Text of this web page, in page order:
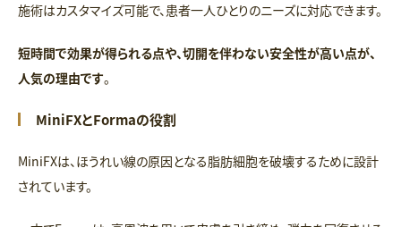
施術はカスタマイズ可能で、患者一人ひとりのニーズに対応できます。
短時間で効果が得られる点や、切開を伴わない安全性が高い点が、
人気の理由です。
MiniFXとFormaの役割
MiniFXは、ほうれい線の原因となる脂肪細胞を破壊するために設計
されています。